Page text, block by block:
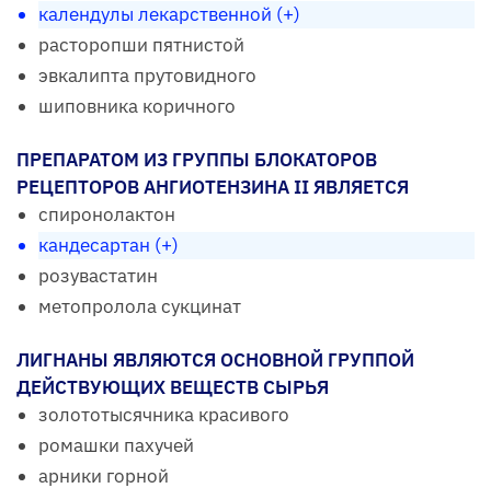
календулы лекарственной (+)
расторопши пятнистой
эвкалипта прутовидного
шиповника коричного
ПРЕПАРАТОМ ИЗ ГРУППЫ БЛОКАТОРОВ
РЕЦЕПТОРОВ АНГИОТЕНЗИНА II ЯВЛЯЕТСЯ
спиронолактон
кандесартан (+)
розувастатин
метопролола сукцинат
ЛИГНАНЫ ЯВЛЯЮТСЯ ОСНОВНОЙ ГРУППОЙ
ДЕЙСТВУЮЩИХ ВЕЩЕСТВ СЫРЬЯ
золототысячника красивого
ромашки пахучей
арники горной